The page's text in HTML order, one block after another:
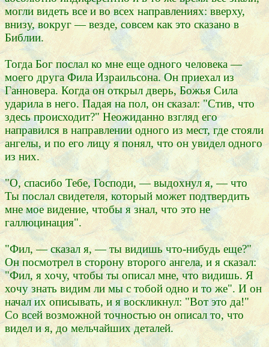
могли видеть все и во всех направлениях: вверху,
внизу, вокруг — везде, совсем как это сказано в
Библии.
Тогда Бог послал ко мне еще одного человека —
моего друга Фила Израильсона. Он приехал из
Ганновера. Когда он открыл дверь, Божья Сила
ударила в него. Падая на пол, он сказал: "Стив, что
здесь происходит?" Неожиданно взгляд его
направился в направлении одного из мест, где стояли
ангелы, и по его лицу я понял, что он увидел одного
из них.
"О, спасибо Тебе, Господи, — выдохнул я, — что
Ты послал свидетеля, который может подтвердить
мне мое видение, чтобы я знал, что это не
галлюцинация".
"Фил, — сказал я, — ты видишь что-нибудь еще?"
Он посмотрел в сторону второго ангела, и я сказал:
"Фил, я хочу, чтобы ты описал мне, что видишь. Я
хочу знать видим ли мы с тобой одно и то же". И он
начал их описывать, и я воскликнул: "Вот это да!"
Со всей возможной точностью он описал то, что
видел и я, до мельчайших деталей.